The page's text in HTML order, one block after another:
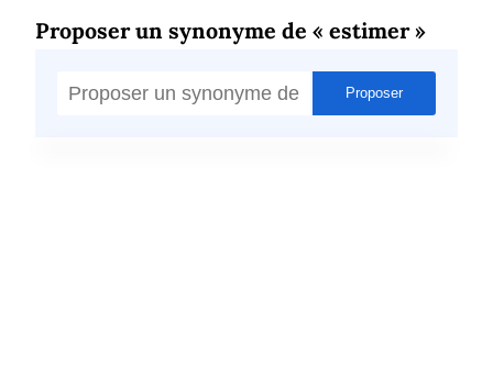
Proposer un synonyme de « estimer »